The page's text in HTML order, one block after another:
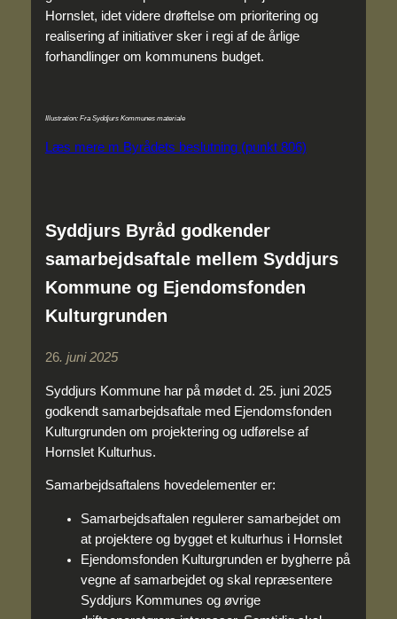
Hornslet, idet videre drøftelse om prioritering og
realisering af initiativer sker i regi af de årlige
forhandlinger om kommunens budget.
Illustration: Fra Syddjurs Kommunes materiale
Læs mere m Byrådets beslutning (punkt 806)
Syddjurs Byråd godkender
samarbejdsaftale mellem Syddjurs
Kommune og Ejendomsfonden
Kulturgrunden
26. juni 2025
Syddjurs Kommune har på mødet d. 25. juni 2025
godkendt samarbejdsaftale med Ejendomsfonden
Kulturgrunden om projektering og udførelse af
Hornslet Kulturhus.
Samarbejdsaftalens hovedelementer er:
Samarbejdsaftalen regulerer samarbejdet om
at projektere og bygget et kulturhus i Hornslet
Ejendomsfonden Kulturgrunden er bygherre på
vegne af samarbejdet og skal repræsentere
Syddjurs Kommunes og øvrige